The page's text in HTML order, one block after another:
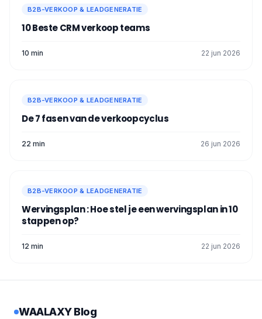
Het LinkedIn algoritme houdt van actieve
profielen, dus wees niet verlegen! 📲
Nu weet je alles over hoe LinkedIn voor
B2B-VERKOOP & LEADGENERATIE
10 Beste CRM verkoop​ teams
10 min 22 jun 2026
B2B-VERKOOP & LEADGENERATIE
De 7 fasen van de verkoopcyclus
22 min 26 jun 2026
B2B-VERKOOP & LEADGENERATIE
Wervingsplan : Hoe stel je een wervingsplan in 10
stappen op?
12 min 22 jun 2026
WAALAXY Blog